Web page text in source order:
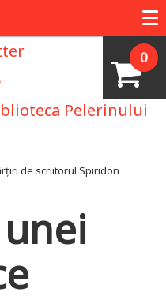
0
Pelerinului
de scriitorul Spiridon